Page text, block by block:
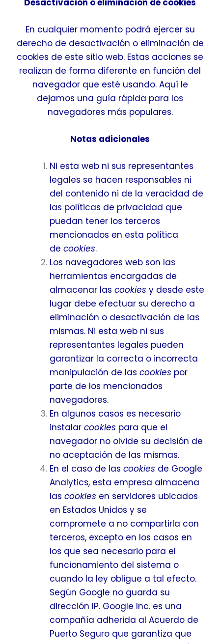
En cualquier momento podrá ejercer su
derecho de desactivación o eliminación de
cookies de este sitio web. Estas acciones se
realizan de forma diferente en función del
navegador que esté usando. Aquí le
dejamos una guía rápida para los
navegadores más populares.
Notas adicionales
Ni esta web ni sus representantes
legales se hacen responsables ni
del contenido ni de la veracidad de
las políticas de privacidad que
puedan tener los terceros
mencionados en esta política
de cookies.
Los navegadores web son las
herramientas encargadas de
almacenar las cookies y desde este
lugar debe efectuar su derecho a
eliminación o desactivación de las
mismas. Ni esta web ni sus
representantes legales pueden
garantizar la correcta o incorrecta
manipulación de las cookies por
parte de los mencionados
navegadores.
En algunos casos es necesario
instalar cookies para que el
navegador no olvide su decisión de
no aceptación de las mismas.
En el caso de las cookies de Google
Analytics, esta empresa almacena
las cookies en servidores ubicados
en Estados Unidos y se
compromete a no compartirla con
terceros, excepto en los casos en
los que sea necesario para el
funcionamiento del sistema o
cuando la ley obligue a tal efecto.
Según Google no guarda su
dirección IP. Google Inc. es una
compañía adherida al Acuerdo de
Puerto Seguro que garantiza que